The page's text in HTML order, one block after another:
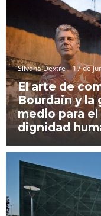
Silvana Dextre 17 de
El arte de
Bourdain y la
medio para
dignidad